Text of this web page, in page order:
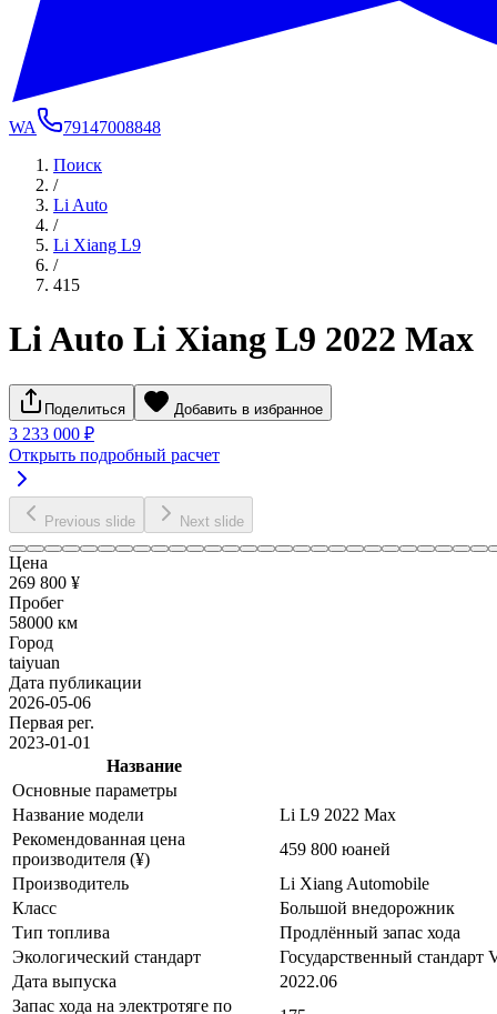
WA
79147008848
Поиск
/
Li Auto
/
Li Xiang L9
/
415
Li Auto Li Xiang L9 2022 Max
Поделиться Добавить в избранное
3 233 000 ₽
Открыть подробный расчет
Previous slide Next slide
Цена
269 800 ¥
Пробег
58000 км
Город
taiyuan
Дата публикации
2026-05-06
Первая рег.
2023-01-01
Название
Основные параметры
Название модели
Li L9 2022 Max
Рекомендованная цена
производителя (¥)
459 800 юаней
Производитель
Li Xiang Automobile
Класс
Большой внедорожник
Тип топлива
Продлённый запас хода
Экологический стандарт
Государственный стандарт
Дата выпуска
2022.06
Запас хода на электротяге по